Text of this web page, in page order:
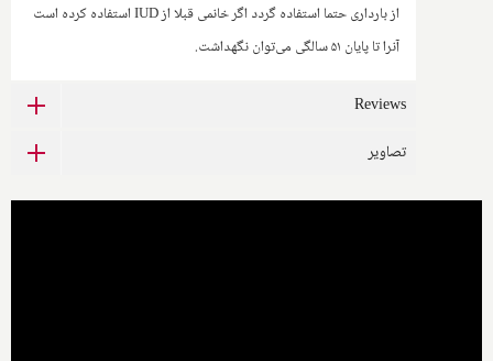
از بارداری حتما استفاده گردد اگر خانمی قبلا از IUD استفاده کرده است
آنرا تا پایان ۵۱ سالگی می‌توان نگهداشت.
Reviews
تصاویر